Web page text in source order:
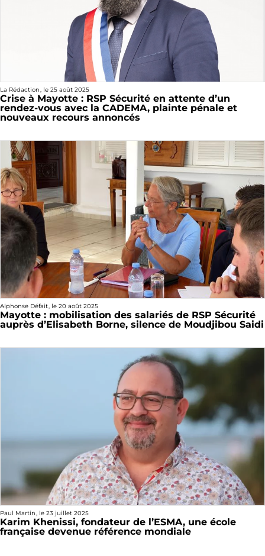
La Rédaction, le 25 août 2025
Crise à Mayotte : RSP Sécurité en attente d’un
rendez-vous avec la CADEMA, plainte pénale et
nouveaux recours annoncés
Alphonse Défait, le 20 août 2025
Mayotte : mobilisation des salariés de RSP Sécurité
auprès d’Elisabeth Borne, silence de Moudjibou Saidi
Paul Martin, le 23 juillet 2025
Karim Khenissi, fondateur de l’ESMA, une école
française devenue référence mondiale